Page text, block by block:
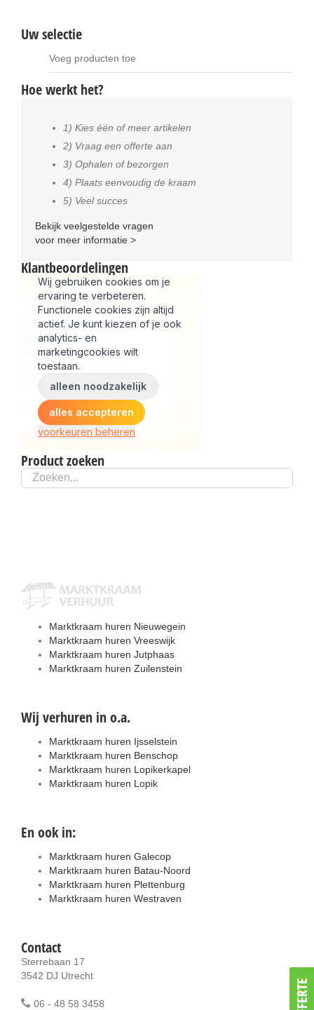
Uw selectie
Voeg producten toe
Hoe werkt het?
1) Kies één of meer artikelen
2) Vraag een offerte aan
3) Ophalen of bezorgen
4) Plaats eenvoudig de kraam
5) Veel succes
Bekijk veelgestelde vragen
voor meer informatie >
Klantbeoordelingen
Product zoeken
Marktkraam huren Nieuwegein
Marktkraam huren Vreeswijk
Marktkraam huren Jutphaas
Marktkraam huren Zuilenstein
Wij verhuren in o.a.
Marktkraam huren Ijsselstein
Marktkraam huren Benschop
Marktkraam huren Lopikerkapel
Marktkraam huren Lopik
En ook in:
Marktkraam huren Galecop
Marktkraam huren Batau-Noord
Marktkraam huren Plettenburg
Marktkraam huren Westraven
Contact
Sterrebaan 17
3542 DJ Utrecht
06 - 48 58 3458